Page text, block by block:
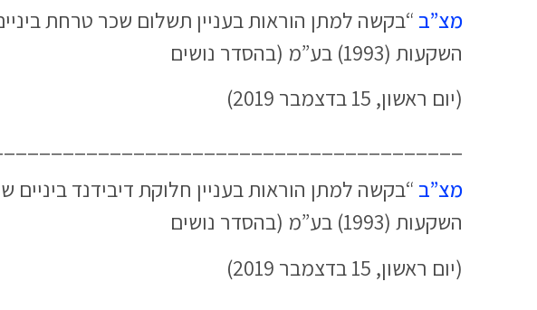
מצ”ב
השקעות (1993) בע”מ (בהסדר נושים
(יום ראשון, 15 בדצמבר 2019)
מצ”ב
השקעות (1993) בע”מ (בהסדר נושים
(יום ראשון, 15 בדצמבר 2019)